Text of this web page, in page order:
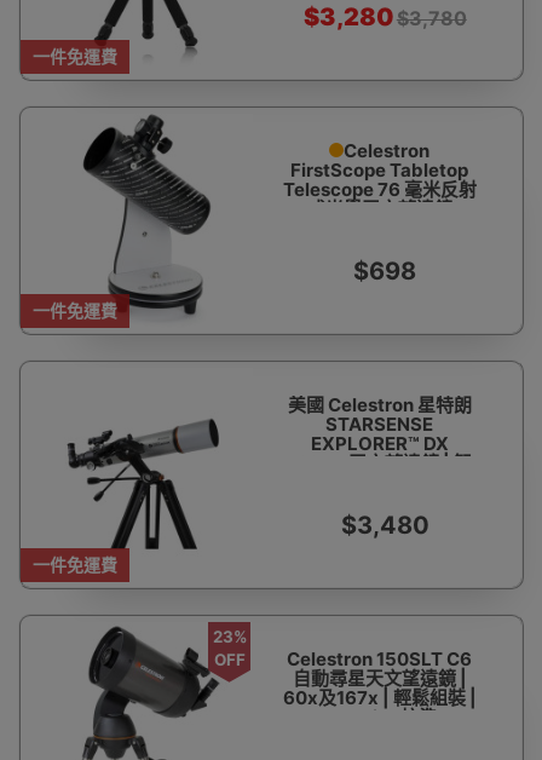
一件免運費
$3,280$3,780
一件免運費
Celestron
FirstScope Tabletop
Telescope 76 毫米反射
式光學天文望遠鏡
$698
一件免運費
美國 Celestron 星特朗
STARSENSE
EXPLORER™ DX
102AZ 天文望遠鏡 | 智
$3,480
23%
OFF
Celestron 150SLT C6
自動尋星天文望遠鏡 |
60x及167x | 輕鬆組裝 |
SkyAlign校準